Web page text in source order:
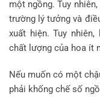
một ngồng. Tuy
trường lý tưởng và
xuất hiện. Tuy
chất lượng của hoa ít
Nếu muốn có một
phải khống chế số